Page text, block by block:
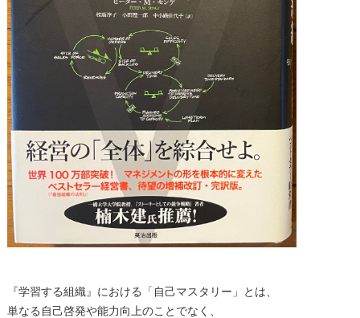
『学習する組織』における「自己マスタリー」とは、
単なる自己啓発や能力向上のことでなく、